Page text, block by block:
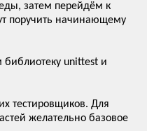
затем перейдём к
поручить начинающему
unittest и
тестировщиков. Для
желательно базовое